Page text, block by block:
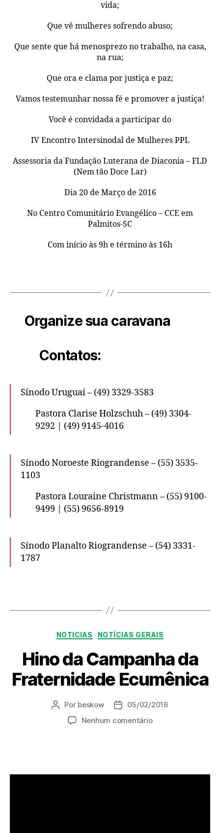
vida;
Que vê mulheres sofrendo abuso;
Que sente que há menosprezo no trabalho, na casa,
na rua;
Que ora e clama por justiça e paz;
Vamos testemunhar nossa fé e promover a justiça!
Você é convidada a participar do
IV Encontro Intersinodal de Mulheres PPL
Assessoria da Fundação Luterana de Diaconia – FLD
(Nem tão Doce Lar)
Dia 20 de Março de 2016
No Centro Comunitário Evangélico – CCE em
Palmitos-SC
Com início às 9h e término às 16h
Organize sua caravana
Contatos:
Sínodo Uruguai – (49) 3329-3583
Pastora Clarise Holzschuh – (49) 3304-
9292 | (49) 9145-4016
Sínodo Noroeste Riograndense – (55) 3535-
1103
Pastora Louraine Christmann – (55) 9100-
9499 | (55) 9656-8919
Sínodo Planalto Riograndense – (54) 3331-
1787
Categorias
NOTICIAS NOTÍCIAS GERAIS
Hino da Campanha da
Fraternidade Ecumênica
Autor
post
Por beskow
Data05/02/2016
Nenhum comentárioem
Fraternidade